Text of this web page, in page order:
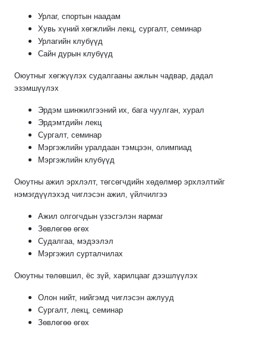
Урлаг, спортын наадам
Хувь хүний хөгжлийн лекц, сургалт, семинар
Урлагийн клубүүд
Сайн дурын клубүүд
Оюутныг хөгжүүлэх судалгааны ажлын чадвар, дадал
эзэмшүүлэх
Эрдэм шинжилгээний их, бага чуулган, хурал
Эрдэмтдийн лекц
Сургалт, семинар
Мэргэжлийн уралдаан тэмцээн, олимпиад
Мэргэжлийн клубүүд
Оюутны ажил эрхлэлт, төгсөгчдийн хөдөлмөр эрхлэлтийг
нэмэгдүүлэхэд чиглэсэн ажил, үйлчилгээ
Ажил олгогчдын үзэсгэлэн яармаг
Зөвлөгөө өгөх
Судалгаа, мэдээлэл
Мэргэжил сурталчилах
Оюутны төлөвшил, ёс зүй, харилцааг дээшлүүлэх
Олон нийт, нийгэмд чиглэсэн ажлууд
Сургалт, лекц, семинар
Зөвлөгөө өгөх